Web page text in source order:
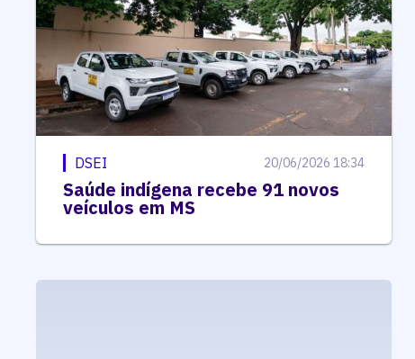
DSEI 20/06/2026 18:34
Saúde indígena recebe 91 novos
veículos em MS